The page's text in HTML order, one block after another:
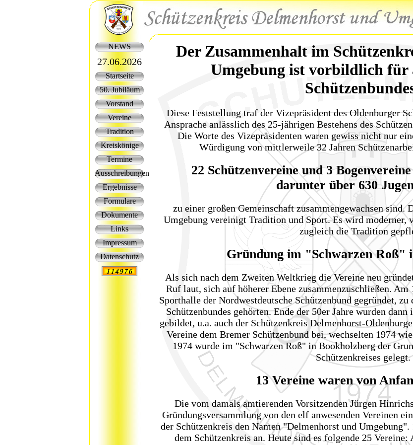
NEWS
27.06.2026
Startseite
50. Jubiläum
Vorstand
Vereine
Tradition
Kreiskönige
Termine
Ausschreibungen
Ergebnisse
Formulare
Dokumente
Links
Impressum
Datenschutz
Der Zusammenhalt im
Umgebung ist vorbildlich für
Diese Feststellung traf der Vizepräsident des Oldenburger
Ansprache anlässlich des 25-jährigen Bestehens des
Die Worte des Vizepräsidenten waren gewiss nicht nur
Würdigung von mittlerweile 32 Jahren
22 Schützenvereine und 3
darunter über 630
zu einer großen Gemeinschaft zusammengewachsen sind.
Umgebung vereinigt Tradition und Sport. Es wird moderner,
zugleich die Tradition
Gründung im "Schwarzen Roß"
Als sich nach dem Zweiten Weltkrieg die Vereine neu
Ruf laut, sich auf höherer Ebene zusammenzuschließen.
Sporthalle der Nordwestdeutsche Schützenbund gegründet,
Schützenbundes gehörten. Ende der 50er Jahre wurden
gebildet, u.a. auch der Schützenkreis Delmenhorst-
Vereine dem Bremer Schützenbund bei, wechselten 1974
1974 wurde im "Schwarzen Roß" in Bookholzberg der
Schützenkreises gelegt.
13 Vereine waren von
Die vom damals amtierenden Vorsitzenden Jürgen
Gründungsversammlung von den elf anwesenden Vereinen
der Schützenkreis den Namen "Delmenhorst und
dem Schützenkreis an. Heute sind es folgende 25